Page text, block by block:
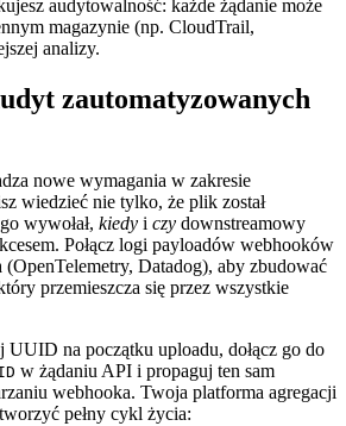
audytowalność: każde żądanie może
magazynie (np. CloudTrail,
analizy.
zautomatyzowanych
nowe wymagania w zakresie
wiedzieć nie tylko, że plik został
go wywołał, kiedy i czy downstreamowy
Połącz logi payloadów webhooków
(OpenTelemetry, Datadog), aby zbudować
przemieszcza się przez wszystkie
UUID na początku uploadu, dołącz go do
w żądaniu API i propaguj ten sam
webhooka. Twoja platforma agregacji
pełny cykl życia: